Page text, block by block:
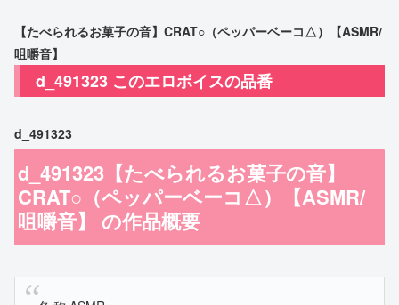
【たべられるお菓子の音】CRAT○（ペッパーベーコ△）【ASMR/
咀嚼音】
d_491323 このエロボイスの品番
d_491323
d_491323【たべられるお菓子の音】
CRAT○（ペッパーベーコ△）【ASMR/
咀嚼音】 の作品概要